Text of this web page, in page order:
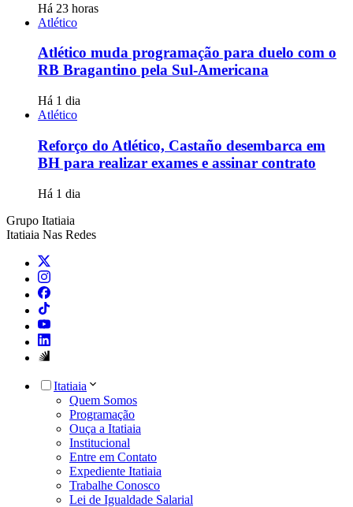
Há 23 horas
Atlético
Atlético muda programação para duelo com o
RB Bragantino pela Sul-Americana
Há 1 dia
Atlético
Reforço do Atlético, Castaño desembarca em
BH para realizar exames e assinar contrato
Há 1 dia
Grupo Itatiaia
Itatiaia Nas Redes
Itatiaia
Quem Somos
Programação
Ouça a Itatiaia
Institucional
Entre em Contato
Expediente Itatiaia
Trabalhe Conosco
Lei de Igualdade Salarial